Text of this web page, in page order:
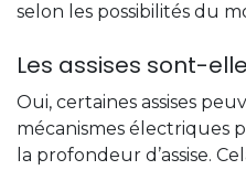
selon les possibilités du
Les assises sont-
Oui, certaines assises
mécanismes électriques
la profondeur d’assise.